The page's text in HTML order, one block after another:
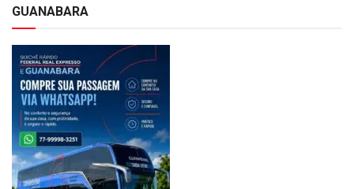
GUANABARA